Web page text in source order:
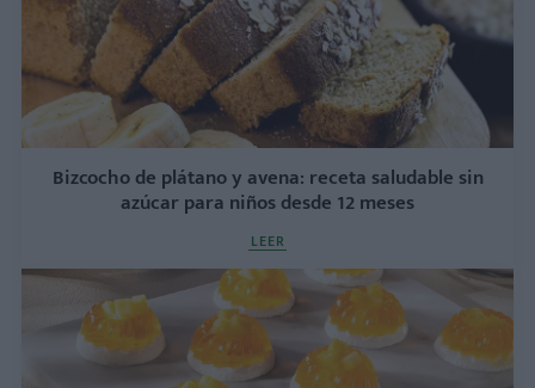
Bizcocho de plátano y avena: receta saludable sin
azúcar para niños desde 12 meses
LEER